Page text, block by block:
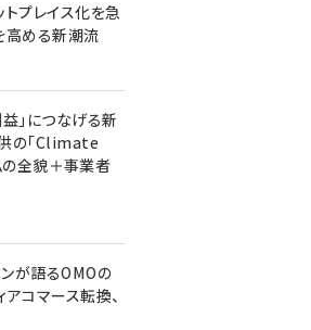
プレイス化を急
高める新潮流
」につなげる新
の「Climate
全貌＋事業者
が語るOMOの
コマース転換、